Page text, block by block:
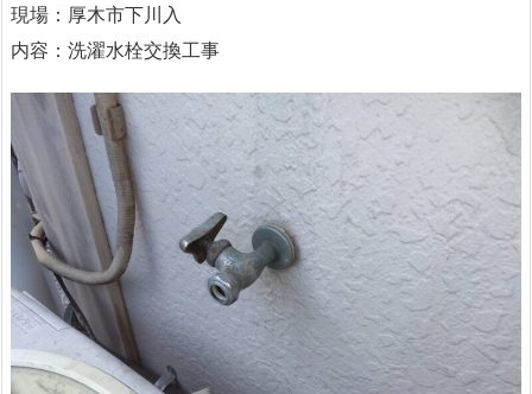
現場：厚木市下川入
内容：洗濯水栓交換工事